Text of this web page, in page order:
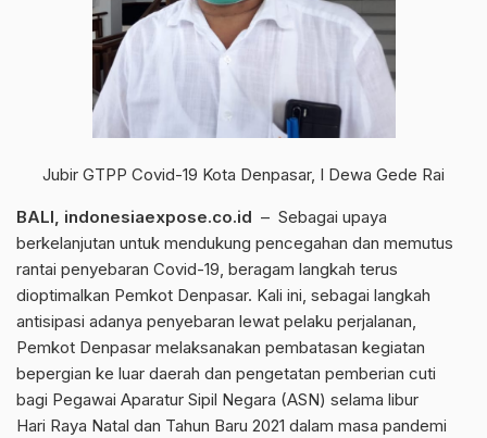
Jubir GTPP Covid-19 Kota Denpasar, I Dewa Gede Rai
BALI, indonesiaexpose.co.id – Sebagai upaya
berkelanjutan untuk mendukung pencegahan dan memutus
rantai penyebaran Covid-19, beragam langkah terus
dioptimalkan Pemkot Denpasar. Kali ini, sebagai langkah
antisipasi adanya penyebaran lewat pelaku perjalanan,
Pemkot Denpasar melaksanakan pembatasan kegiatan
bepergian ke luar daerah dan pengetatan pemberian cuti
bagi Pegawai Aparatur Sipil Negara (ASN) selama libur
Hari Raya Natal dan Tahun Baru 2021 dalam masa pandemi